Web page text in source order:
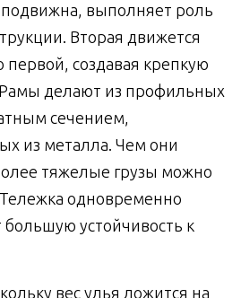
выполняет роль
Вторая движется
первой, создавая крепкую
Рамы делают из профильных
сечением,
из металла. Чем они
тяжелые грузы можно
одновременно
большую устойчивость к
вес улья ложится на